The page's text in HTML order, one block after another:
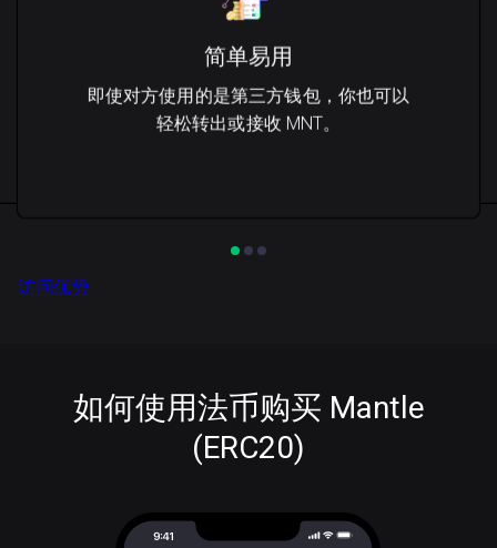
简单易用
即使对方使用的是第三方钱包，你也可以
轻松转出或接收 MNT。
访问优势
如何使用法币购买 Mantle
(ERC20)